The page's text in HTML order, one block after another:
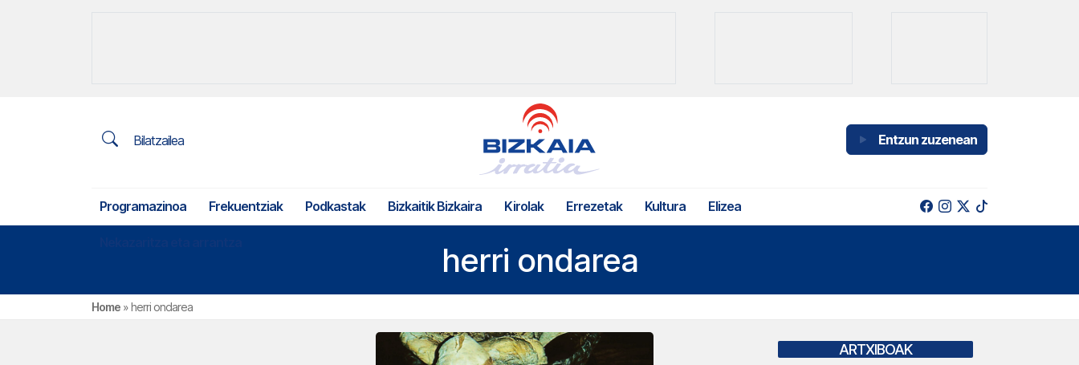
Bilatzailea Entzun zuzenean
Programazinoa Frekuentziak Podkastak Bizkaitik Bizkaira Kirolak Errezetak Kultura Elizea
herri ondarea
Home »herri ondarea
ARTXIBOAK